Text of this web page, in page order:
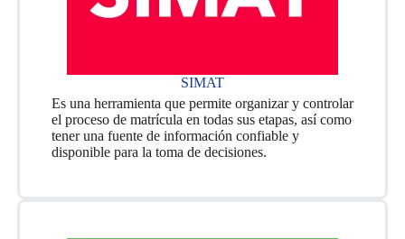
SIMAT
Es una herramienta que permite organizar y controlar
el proceso de matrícula en todas sus etapas, así como
tener una fuente de información confiable y
disponible para la toma de decisiones.